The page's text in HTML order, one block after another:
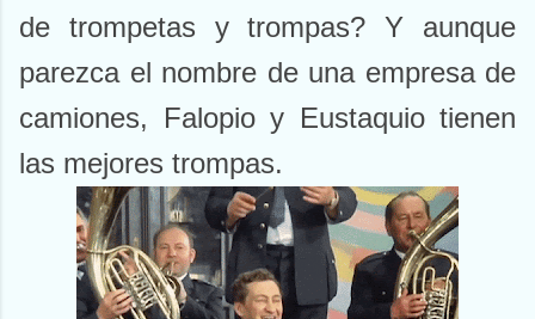
de trompetas y trompas? Y aunque
parezca el nombre de una empresa de
camiones, Falopio y Eustaquio tienen
las mejores trompas.